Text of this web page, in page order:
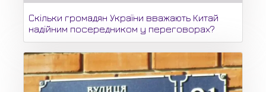
Скільки громадян України вважають Китай
надійним посередником у переговорах?